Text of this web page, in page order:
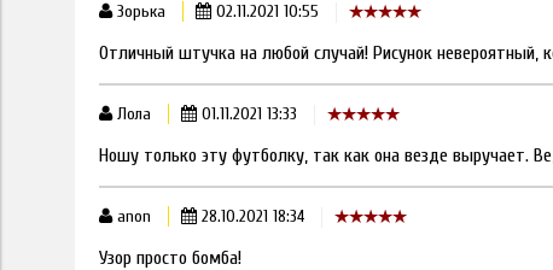
Зорька 02.11.2021 10:55
Отличный штучка на любой случай! Рисунок невероятный,
Лола 01.11.2021 13:33
Ношу только эту футболку, так как она везде выручает.
anon 28.10.2021 18:34
Узор просто бомба!